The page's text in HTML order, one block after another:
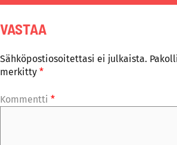
VASTAA
Sähköpostiosoitettasi ei julkaista.
merkitty *
Kommentti *